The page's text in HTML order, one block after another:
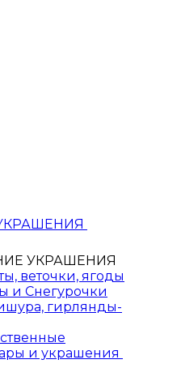
УКРАШЕНИЯ
веточки, ягоды
и Снегурочки
гирлянды-
и украшения